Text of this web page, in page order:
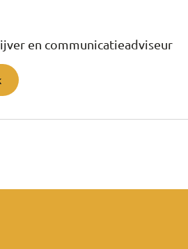
en communicatieadviseur